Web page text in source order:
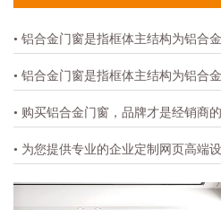
• 铝合金门窗是指框体主结构为铝合
• 铝合金门窗是指框体主结构为铝合
• 购买铝合金门窗，品牌才是经销商
• 为您提供专业的企业定制网页高端